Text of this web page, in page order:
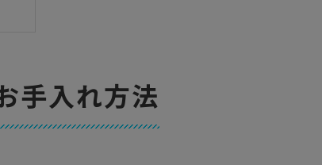
手入れ方法